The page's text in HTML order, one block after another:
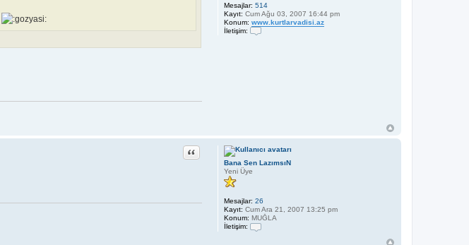
Mesajlar: 514
Kayıt: Cum Ağu 03, 2007 16:44 pm
Konum: www.kurtlarvadisi.az
İletişim:
a
n
o
5
Bana Sen LazımsıN
Yeni Üye
Mesajlar: 26
Kayıt: Cum Ara 21, 2007 13:25 pm
Konum: MUĞLA
İletişim:
Alıntı